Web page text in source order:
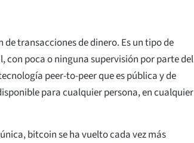
transacciones de dinero. Es un tipo de
poca o ninguna supervisión por parte del
peer-to-peer que es pública y de
para cualquier persona, en cualquier
bitcoin se ha vuelto cada vez más